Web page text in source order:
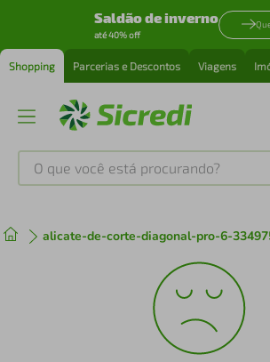
Saldão de inverno
até 40% off
Shopping Parcerias e Descontos Viagens
O que você está procurando?
alicate-de-corte-diagonal-pro-6-